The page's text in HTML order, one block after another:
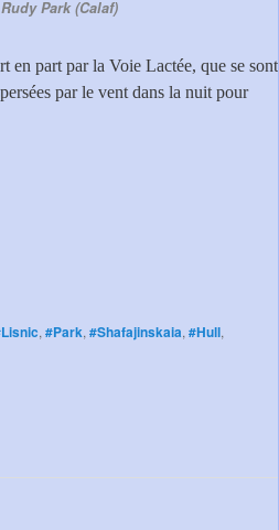
Park (Calaf)
en part par la Voie Lactée, que se sont
par le vent dans la nuit pour
, #Park, #Shafajinskaia, #Hull,